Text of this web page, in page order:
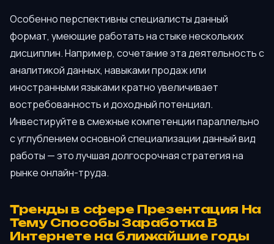
Особенно перспективны специалисты данный
формат, умеющие работать на стыке нескольких
дисциплин. Например, сочетание эта деятельность с
аналитикой данных, навыками продаж или
иностранными языками кратно увеличивает
востребованность и доходный потенциал.
Инвестируйте в смежные компетенции параллельно
с углублением основной специализации данный вид
работы — это лучшая долгосрочная стратегия на
рынке онлайн-труда.
Тренды в сфере Презентация На
Тему Способы Заработка В
Интернете на ближайшие годы